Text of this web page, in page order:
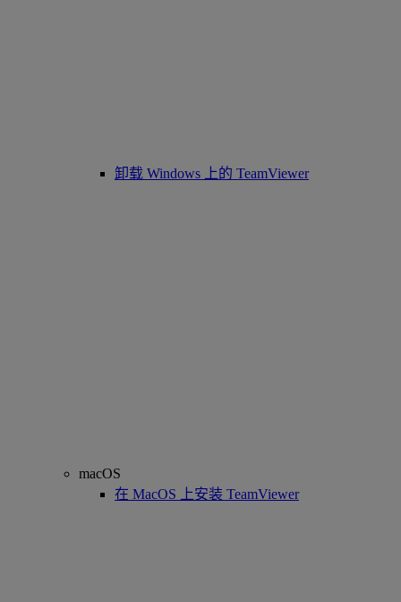
卸载 Windows 上的 TeamViewer
macOS
在 MacOS 上安装 TeamViewer